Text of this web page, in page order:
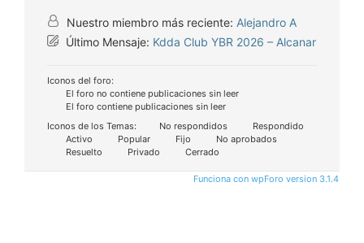
Nuestro miembro más reciente: Alejandro A
Último Mensaje: Kdda Club YBR 2026 – Alcanar
Iconos del foro:
El foro no contiene publicaciones sin leer
El foro contiene publicaciones sin leer
Iconos de los Temas:
No respondidos
Respondido
Activo
Popular Fijo
No aprobados
Resuelto
Privado Cerrado
Funciona con wpForo version 3.1.4